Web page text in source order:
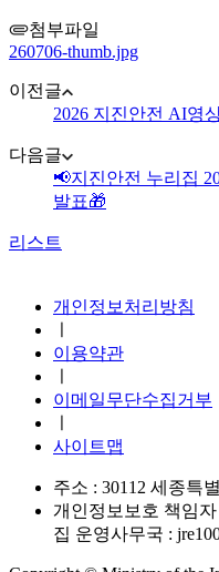
첨부파일
260706-thumb.jpg
이전글
2026 지진안전 AI영
다음글
📢지진안전 누리집
발표🎁
리스트
개인정보처리방침
이용약관
이메일무단수집거부
사이트맵
주소 : 30112 세종특
개인정보보호 책임자
집 운영사무국 :